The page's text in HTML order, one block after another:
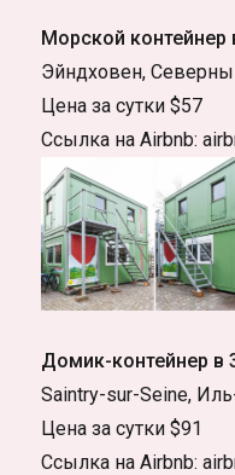
Морской контейнер
Эйндховен,
Цена за сутки $57
Ссылка на Airbnb:
Домик-контейнер в
Saintry-sur-Seine,
Цена за сутки $91
Ссылка на Airbnb: